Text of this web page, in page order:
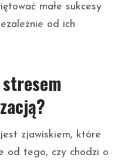
małe sukcesy
od ich
zjawiskiem, które
od tego, czy chodzi o